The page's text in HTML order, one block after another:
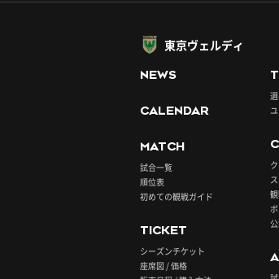
東京ヴェルディ
NEWS
CALENDAR
MATCH
試合一覧
順位表
初めての観戦ガイド
TICKET
シーズンチケット
座席図 / 価格